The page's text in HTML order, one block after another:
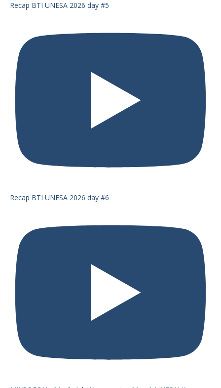
Recap BTI UNESA 2026 day #5
Recap BTI UNESA 2026 day #6